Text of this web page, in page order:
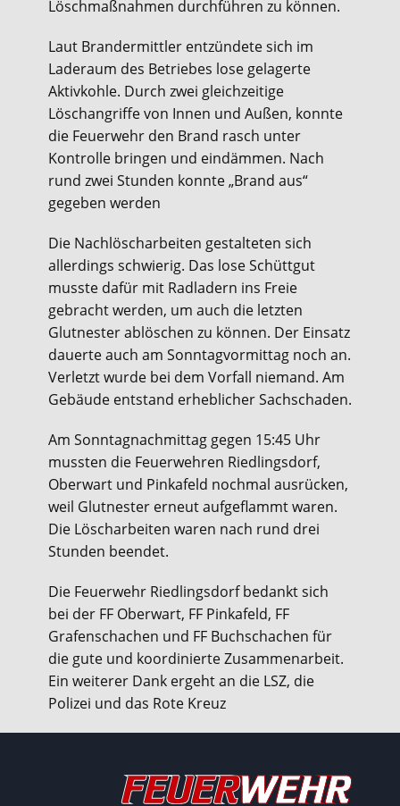
Löschmaßnahmen durchführen zu können.
Laut Brandermittler entzündete sich im
Laderaum des Betriebes lose gelagerte
Aktivkohle. Durch zwei gleichzeitige
Löschangriffe von Innen und Außen, konnte
die Feuerwehr den Brand rasch unter
Kontrolle bringen und eindämmen. Nach
rund zwei Stunden konnte „Brand aus“
gegeben werden
Die Nachlöscharbeiten gestalteten sich
allerdings schwierig. Das lose Schüttgut
musste dafür mit Radladern ins Freie
gebracht werden, um auch die letzten
Glutnester ablöschen zu können. Der Einsatz
dauerte auch am Sonntagvormittag noch an.
Verletzt wurde bei dem Vorfall niemand. Am
Gebäude entstand erheblicher Sachschaden.
Am Sonntagnachmittag gegen 15:45 Uhr
mussten die Feuerwehren Riedlingsdorf,
Oberwart und Pinkafeld nochmal ausrücken,
weil Glutnester erneut aufgeflammt waren.
Die Löscharbeiten waren nach rund drei
Stunden beendet.
Die Feuerwehr Riedlingsdorf bedankt sich
bei der FF Oberwart, FF Pinkafeld, FF
Grafenschachen und FF Buchschachen für
die gute und koordinierte Zusammenarbeit.
Ein weiterer Dank ergeht an die LSZ, die
Polizei und das Rote Kreuz